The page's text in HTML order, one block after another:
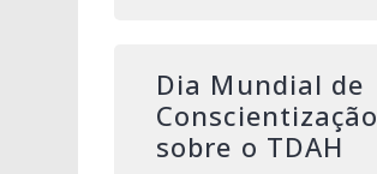
Dia Mundial de
Conscientização
sobre o TDAH